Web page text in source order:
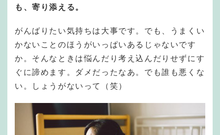
も、寄り添える。
がんばりたい気持ちは大事です。でも、うまくい
かないことのほうがいっぱいあるじゃないです
か。そんなときは悩んだり考え込んだりせずにす
ぐに諦めます。ダメだったなあ。でも誰も悪くな
い。しょうがないって（笑）